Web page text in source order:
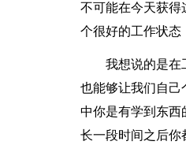
不可能在今天获得
个很好的工作状态
我想说的是在
也能够让我们自己
中你是有学到东西
长一段时间之后你